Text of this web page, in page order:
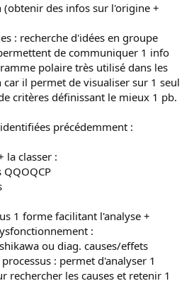
(obtenir des infos sur l'origine +
: recherche d'idées en groupe
de communiquer 1 info
polaire très utilisé dans les
il permet de visualiser sur 1 seul
critères définissant le mieux 1 pb.
précédemment :
la classer :
1 forme facilitant l'analyse +
:
ou diag. causes/effets
: permet d'analyser 1
rechercher les causes et retenir 1